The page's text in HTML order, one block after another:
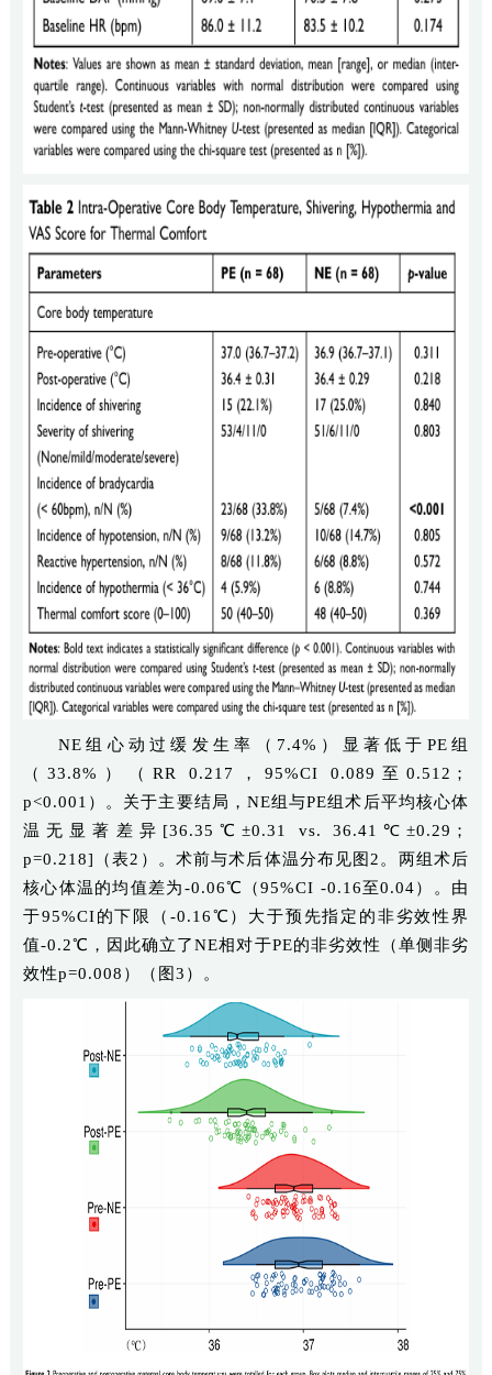
NE组心动过缓发生率（7.4%）显著低于PE组
（33.8%）（RR 0.217，95%CI 0.089至0.512；
p<0.001）。关于主要结局，NE组与PE组术后平均核心体
温无显著差异[36.35℃±0.31 vs. 36.41℃±0.29；
p=0.218]（表2）。术前与术后体温分布见图2。两组术后
核心体温的均值差为-0.06℃（95%CI -0.16至0.04）。由
于95%CI的下限（-0.16℃）大于预先指定的非劣效性界
值-0.2℃，因此确立了NE相对于PE的非劣效性（单侧非劣
效性p=0.008）（图3）。